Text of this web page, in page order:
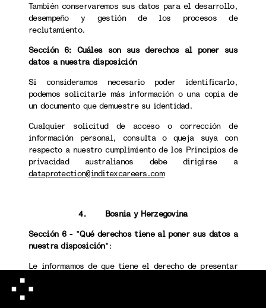
También conservaremos sus datos para el desarrollo,
desempeño y gestión de los procesos de
reclutamiento.
Sección 6: Cuáles son sus derechos al poner sus
datos a nuestra disposición
Si consideramos necesario poder identificarlo,
podemos solicitarle más información o una copia de
un documento que demuestre su identidad.
Cualquier solicitud de acceso o corrección de
información personal, consulta o queja suya con
respecto a nuestro cumplimiento de los Principios de
privacidad australianos debe dirigirse a
dataprotection@inditexcareers.com
4. Bosnia y Herzegovina
Sección 6 - "Qué derechos tiene al poner sus datos a
nuestra disposición":
Le informamos de que tiene el derecho de presentar
responsable en materia de protección de datos, que